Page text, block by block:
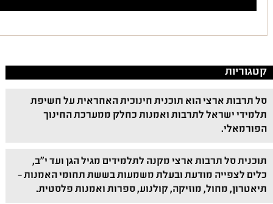
קטגוריות
סל תרבות ארצי הוא תוכנית חינוכית האחראית על חשיפת
תלמידי ישראל לתרבות ואמנות כחלק ממערכת החינוך
הפורמאלי.
תוכנית סל תרבות ארצי מקנה לתלמידים מגיל הגן ועד י"ב,
כלים לצפייה מודעת ובעלת משמעות בששת תחומי האמנות –
תיאטרון, מחול, מוזיקה, קולנוע, ספרות ואמנות פלסטית.